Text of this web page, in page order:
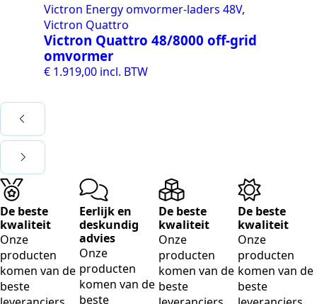
Victron Energy omvormer-laders 48V,
Victron Quattro
Victron Quattro 48/8000 off-grid
omvormer
€ 1.919,00 incl. BTW
De beste
kwaliteit
Onze
producten
komen van de
beste
Eerlijk en
deskundig
advies
Onze
producten
komen van de
beste
De beste
kwaliteit
Onze
producten
komen van de
beste
De beste
kwaliteit
Onze
producten
komen van de
beste